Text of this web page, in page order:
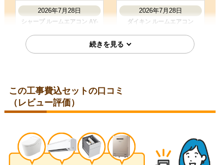
2026年7月28日
シャープ ルームエアコン AY-
埼玉県比企郡
2026年7月28日
ダイキン ルームエアコン
コロナ ルームエアコン RC-
V2826R-W
三菱 ルームエアコン MSZ-
JXV2526-W
この工事費込セットの口コミ
（レビュー評価）